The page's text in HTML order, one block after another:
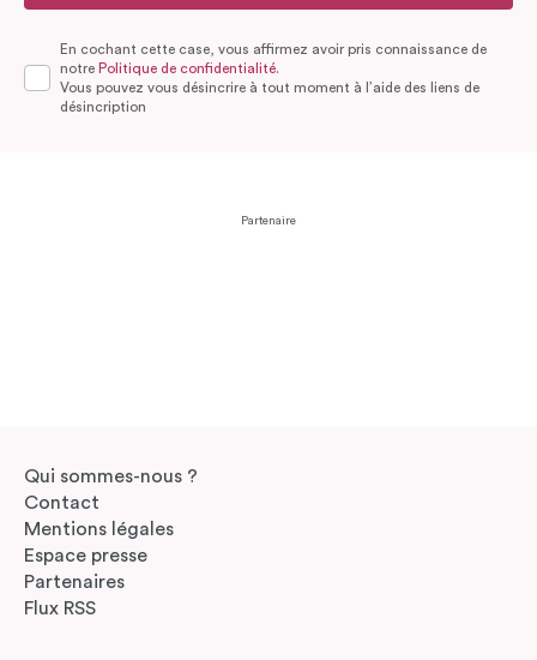
En cochant cette case, vous affirmez avoir pris connaissance de
notre Politique de confidentialité.
Vous pouvez vous désincrire à tout moment à l’aide des liens de
désincription
Partenaire
Qui sommes-nous ?
Contact
Mentions légales
Espace presse
Partenaires
Flux RSS